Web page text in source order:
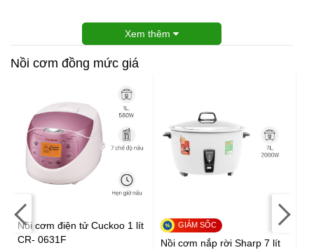
Xem thêm
Nồi cơm đồng mức giá
Nồi cơm điện tử Cuckoo 1 lít
CR- 0631F
Nồi cơm nắp rời Sharp 7 lít